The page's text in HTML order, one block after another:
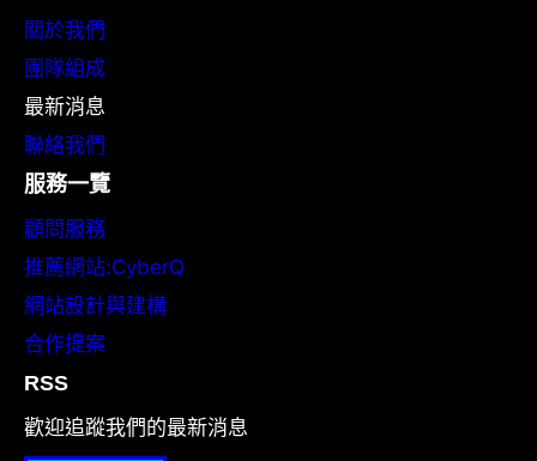
關於我們
團隊組成
最新消息
聯絡我們
服務一覽
顧問服務
推薦網站:CyberQ
網站設計與建構
合作提案
RSS
歡迎追蹤我們的最新消息